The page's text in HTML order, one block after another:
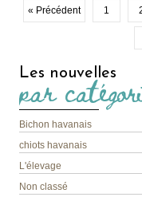
« Précédent 1
Les nouvelles
par
Bichon havanais
chiots havanais
L'élevage
Non classé